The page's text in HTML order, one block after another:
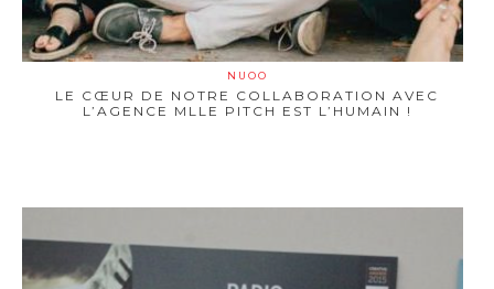
NUOO
LE CŒUR DE NOTRE COLLABORATION AVEC
L’AGENCE MLLE PITCH EST L’HUMAIN !